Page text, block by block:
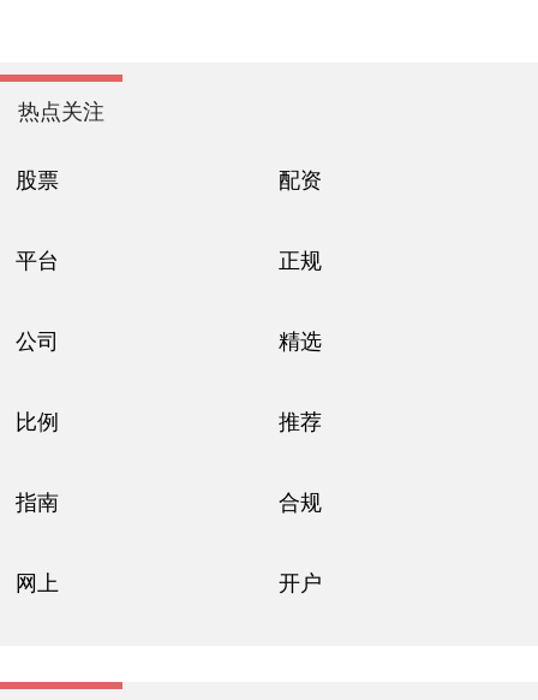
热点关注
股票 配资
平台 正规
公司 精选
比例 推荐
指南 合规
网上 开户